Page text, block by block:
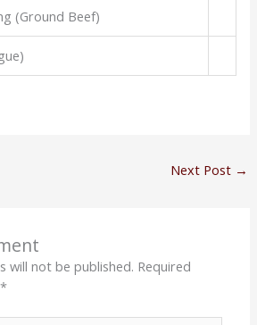
(Ground Beef)
Next Post →
will not be published. Required
*